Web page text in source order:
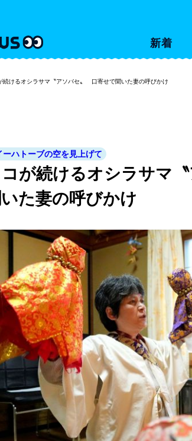
新着
続けるオシラサマ〝アソバセ〟 口寄せで聞いた妻の呼びかけ
ーハトーブの空を見上げて
が続けるオシラサマ
た妻の呼びかけ